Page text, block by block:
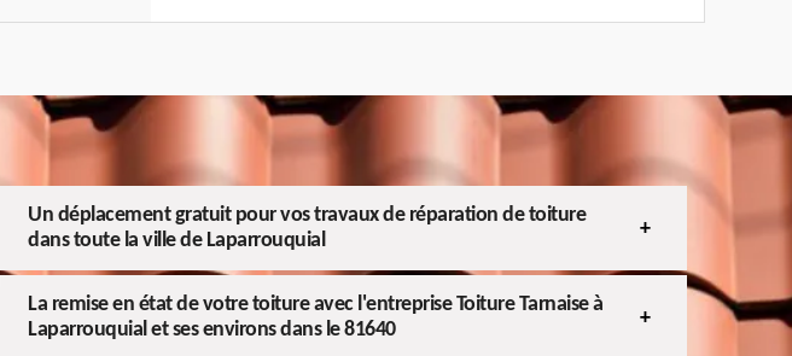
Un déplacement gratuit pour vos travaux de réparation de toiture
dans toute la ville de Laparrouquial
La remise en état de votre toiture avec l'entreprise Toiture Tarnaise à
Laparrouquial et ses environs dans le 81640